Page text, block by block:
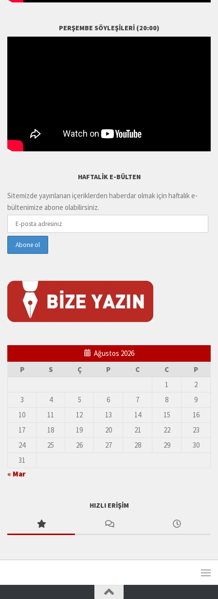
PERŞEMBE SÖYLEŞILERI (20:00)
HAFTALIK E-BÜLTEN
Sitemizde yayınlanan içeriklerden haberdar olmak için haftalık e-
bültenimize abone olabilirsiniz.
Ağustos 2026
P
S Ç P C C
P
1
2
3
4 5 6 7 8
9
10
11 12 13 14 15
16
17
18 19 20 21 22
23
24
25 26 27 28 29
30
31
« Mar
HIZLI ERIŞIM